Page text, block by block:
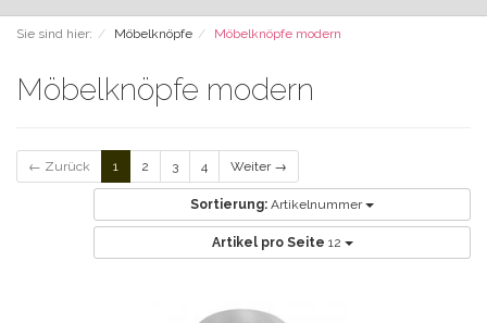
Sie sind hier: Möbelknöpfe Möbelknöpfe modern
Möbelknöpfe modern
← Zurück 1 2 3 4 Weiter →
Sortierung: Artikelnummer
Artikel pro Seite 12